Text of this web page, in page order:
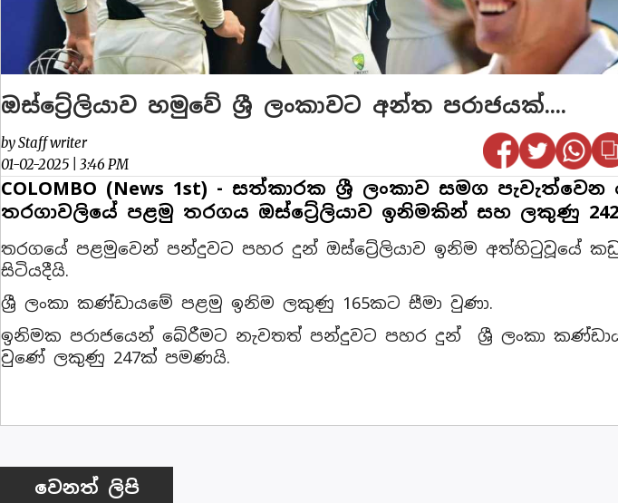
ඔස්ට්‍රේලියාව හමුවේ ශ්‍රී ලංකාවට අන්ත පරාජයක්....
by Staff writer
01-02-2025 | 3:46 PM
COLOMBO (News 1st) - සත්කාරක ශ්‍රී ලංකාව සමග
තරගාවලියේ පළමු තරගය ඔස්ට්‍රේලියාව ඉනිමකින් සහ ලකුණු
තරගයේ පළමුවෙන් පන්දුවට පහර දුන් ඔස්ට්‍රේලියාව ඉනිම අත්හිටුවූයේ
සිටියදීයි.
ශ්‍රී ලංකා කණ්ඩායමේ පළමු ඉනිම ලකුණු 165කට සීමා වුණා.
ඉනිමක පරාජයෙන් බේරීමට නැවතත් පන්දුවට පහර දුන් ශ්‍රී ලංකා
වුණේ ලකුණු 247ක් පමණයි.
වෙනත් ලිපි